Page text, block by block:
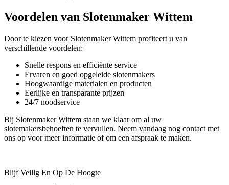
Voordelen van Slotenmaker Wittem
Door te kiezen voor Slotenmaker Wittem profiteert u van
verschillende voordelen:
Snelle respons en efficiënte service
Ervaren en goed opgeleide slotenmakers
Hoogwaardige materialen en producten
Eerlijke en transparante prijzen
24/7 noodservice
Bij Slotenmaker Wittem staan we klaar om al uw
slotemakersbehoeften te vervullen. Neem vandaag nog contact met
ons op voor meer informatie of om een afspraak te maken.
Blijf Veilig En Op De Hoogte